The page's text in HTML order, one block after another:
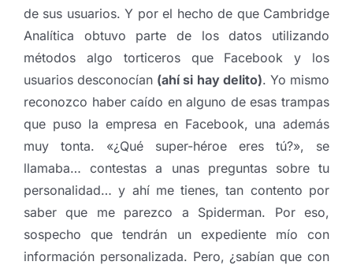
de sus usuarios. Y por el hecho de que Cambridge
Analítica obtuvo parte de los datos utilizando
métodos algo torticeros que Facebook y los
usuarios desconocían (ahí si hay delito). Yo mismo
reconozco haber caído en alguno de esas trampas
que puso la empresa en Facebook, una además
muy tonta. «¿Qué super-héroe eres tú?», se
llamaba… contestas a unas preguntas sobre tu
personalidad… y ahí me tienes, tan contento por
saber que me parezco a Spiderman. Por eso,
sospecho que tendrán un expediente mío con
información personalizada. Pero, ¿sabían que con